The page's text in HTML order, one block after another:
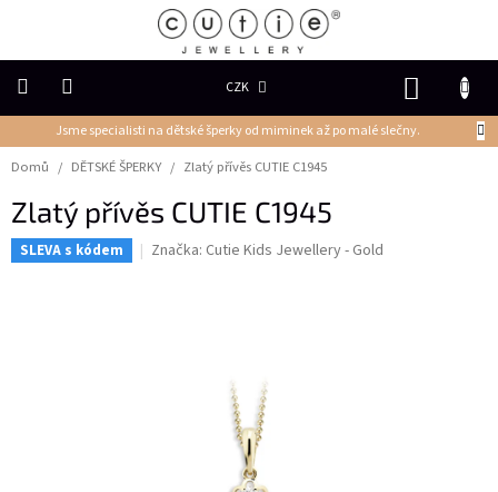
Jsme specialisti na dětské šperky od miminek až po malé slečny.
CZK
DĚTSKÉ
ŠPERKY
PRSTENY
Domů / DĚTSKÉ ŠPERKY / Zlatý přívěs CUTIE C1945
Zlatý přívěs CUTIE C1945
SLEVA s kódem Značka: Cutie Kids Jewellery - Gold